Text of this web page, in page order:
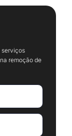
serviços
remoção de